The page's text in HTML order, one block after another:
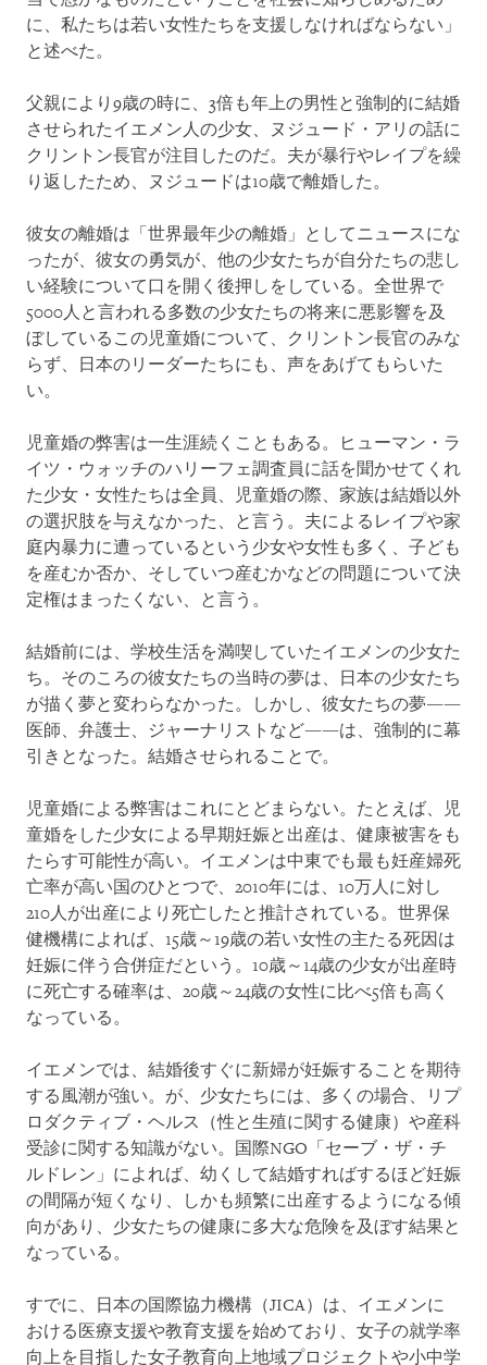
に、私たちは若い女性たちを支援しなければならない」
と述べた。
父親により9歳の時に、3倍も年上の男性と強制的に結婚
させられたイエメン人の少女、ヌジュード・アリの話に
クリントン長官が注目したのだ。夫が暴行やレイプを繰
り返したため、ヌジュードは10歳で離婚した。
彼女の離婚は「世界最年少の離婚」としてニュースにな
ったが、彼女の勇気が、他の少女たちが自分たちの悲し
い経験について口を開く後押しをしている。全世界で
5000人と言われる多数の少女たちの将来に悪影響を及
ぼしているこの児童婚について、クリントン長官のみな
らず、日本のリーダーたちにも、声をあげてもらいた
い。
児童婚の弊害は一生涯続くこともある。ヒューマン・ラ
イツ・ウォッチのハリーフェ調査員に話を聞かせてくれ
た少女・女性たちは全員、児童婚の際、家族は結婚以外
の選択肢を与えなかった、と言う。夫によるレイプや家
庭内暴力に遭っているという少女や女性も多く、子ども
を産むか否か、そしていつ産むかなどの問題について決
定権はまったくない、と言う。
結婚前には、学校生活を満喫していたイエメンの少女た
ち。そのころの彼女たちの当時の夢は、日本の少女たち
が描く夢と変わらなかった。しかし、彼女たちの夢――
医師、弁護士、ジャーナリストなど――は、強制的に幕
引きとなった。結婚させられることで。
児童婚による弊害はこれにとどまらない。たとえば、児
童婚をした少女による早期妊娠と出産は、健康被害をも
たらす可能性が高い。イエメンは中東でも最も妊産婦死
亡率が高い国のひとつで、2010年には、10万人に対し
210人が出産により死亡したと推計されている。世界保
健機構によれば、15歳～19歳の若い女性の主たる死因は
妊娠に伴う合併症だという。10歳～14歳の少女が出産時
に死亡する確率は、20歳～24歳の女性に比べ5倍も高く
なっている。
イエメンでは、結婚後すぐに新婦が妊娠することを期待
する風潮が強い。が、少女たちには、多くの場合、リプ
ロダクティブ・ヘルス（性と生殖に関する健康）や産科
受診に関する知識がない。国際NGO「セーブ・ザ・チ
ルドレン」によれば、幼くして結婚すればするほど妊娠
の間隔が短くなり、しかも頻繁に出産するようになる傾
向があり、少女たちの健康に多大な危険を及ぼす結果と
なっている。
すでに、日本の国際協力機構（JICA）は、イエメンに
おける医療支援や教育支援を始めており、女子の就学率
向上を目指した女子教育向上地域プロジェクトや小中学